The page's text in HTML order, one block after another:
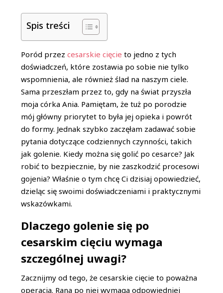
Spis treści
Poród przezcesarskie cięcie to jedno z tych
doświadczeń, które zostawia po sobie nie tylko
wspomnienia, ale również ślad na naszym ciele.
Sama przeszłam przez to, gdy na świat przyszła
moja córka Ania. Pamiętam, że tuż po porodzie
mój główny priorytet to była jej opieka i powrót
do formy. Jednak szybko zaczęłam zadawać sobie
pytania dotyczące codziennych czynności, takich
jak golenie. Kiedy można się golić po cesarce? Jak
robić to bezpiecznie, by nie zaszkodzić procesowi
gojenia? Właśnie o tym chcę Ci dzisiaj opowiedzieć,
dzieląc się swoimi doświadczeniami i praktycznymi
wskazówkami.
Dlaczego golenie się po
cesarskim cięciu wymaga
szczególnej uwagi?
Zacznijmy od tego, że cesarskie cięcie to poważna
operacja. Rana po niej wymaga odpowiedniej